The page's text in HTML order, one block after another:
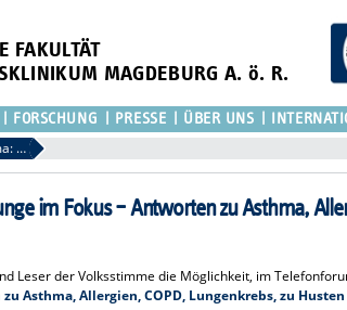
FAKULTÄT
MAGDEBURG A. ö. R.
FORSCHUNG PRESSE ÜBER UNS
Telefonforum am 2. Juni 2026 zum Thema: Lunge im Fokus – Antworten zu Asthma, Allergien, COPD, Lungenkrebs, zu Husten & Atemnot
im Fokus – Antworten zu Asthma,
Leser der Volksstimme die Möglichkeit, im
Asthma, Allergien, COPD, Lungenkrebs, zu